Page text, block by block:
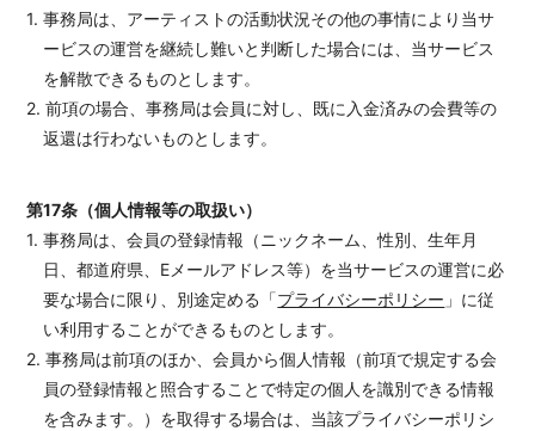
1. 事務局は、アーティストの活動状況その他の事情により当サ
ービスの運営を継続し難いと判断した場合には、当サービス
を解散できるものとします。
2. 前項の場合、事務局は会員に対し、既に入金済みの会費等の
返還は行わないものとします。
第17条（個人情報等の取扱い）
1. 事務局は、会員の登録情報（ニックネーム、性別、生年月
日、都道府県、Eメールアドレス等）を当サービスの運営に必
要な場合に限り、別途定める「プライバシーポリシー 」に従
い利用することができるものとします。
2. 事務局は前項のほか、会員から個人情報（前項で規定する会
員の登録情報と照合することで特定の個人を識別できる情報
を含みます。）を取得する場合は、当該プライバシーポリシ